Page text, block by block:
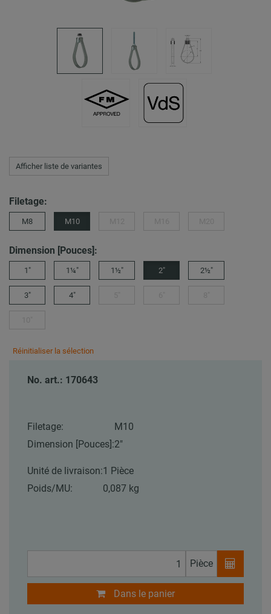
Afficher liste de variantes
Filetage:
M8 M10
Dimension [Pouces]:
1" 1¼" 1½" 2" 2½"
3" 4"
Réinitialiser la sélection
No. art.: 170643
Filetage:
M10
Dimension [Pouces]:2"
Unité de livraison:1 Pièce
Poids/MU:
0,087 kg
Pièce
Dans le panier